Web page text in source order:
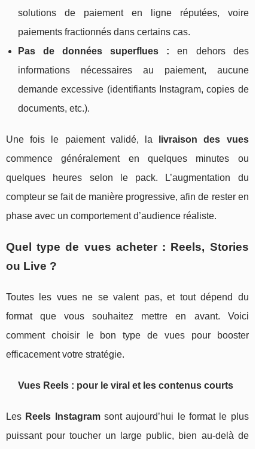
solutions de paiement en ligne réputées, voire
paiements fractionnés dans certains cas.
Pas de données superflues : en dehors des
informations nécessaires au paiement, aucune
demande excessive (identifiants Instagram, copies de
documents, etc.).
Une fois le paiement validé, la
livraison des vues
commence généralement en quelques minutes ou
quelques heures selon le pack. L’augmentation du
compteur se fait de manière progressive, afin de rester en
phase avec un comportement d’audience réaliste.
Quel type de vues acheter : Reels, Stories
ou Live ?
Toutes les vues ne se valent pas, et tout dépend du
format que vous souhaitez mettre en avant. Voici
comment choisir le bon type de vues pour booster
efficacement votre stratégie.
Vues Reels : pour le viral et les contenus courts
Les Reels Instagramsont aujourd’hui le format le plus
puissant pour toucher un large public, bien au-delà de